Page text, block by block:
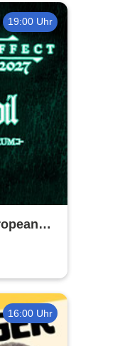
19:00 Uhr
16:00 Uhr